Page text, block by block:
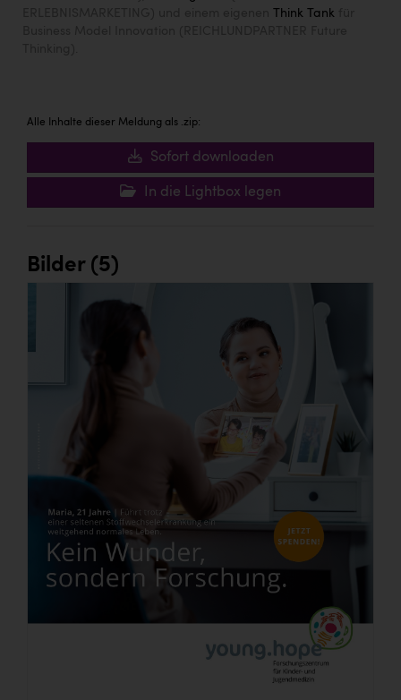
Think Tank
Alle Inhalte dieser Meldung als .zip:
Sofort downloaden
In die Lightbox legen
Bilder (5)